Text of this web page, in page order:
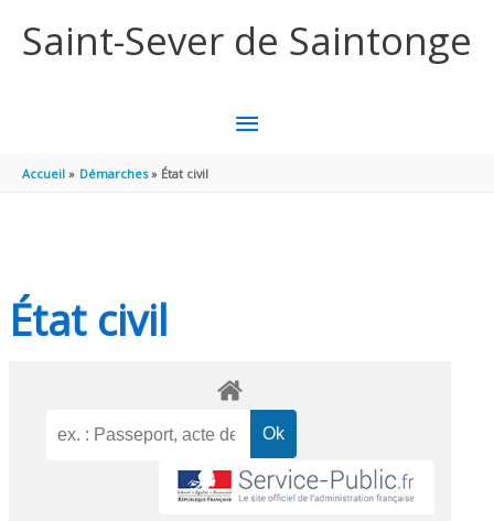
Saint-Sever de Saintonge
MENU
Accueil Démarches État civil
État civil